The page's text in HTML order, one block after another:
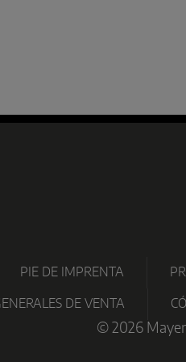
PIE DE IMPRENTA
DE VENTA
© 2026 Mayer